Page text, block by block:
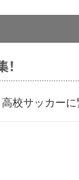
校サッカー